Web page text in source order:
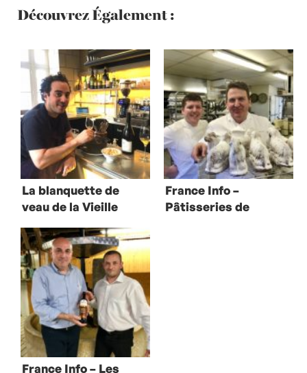
Découvrez Également :
La blanquette de
veau de la Vieille
France Info –
Pâtisseries de
France Info – Les